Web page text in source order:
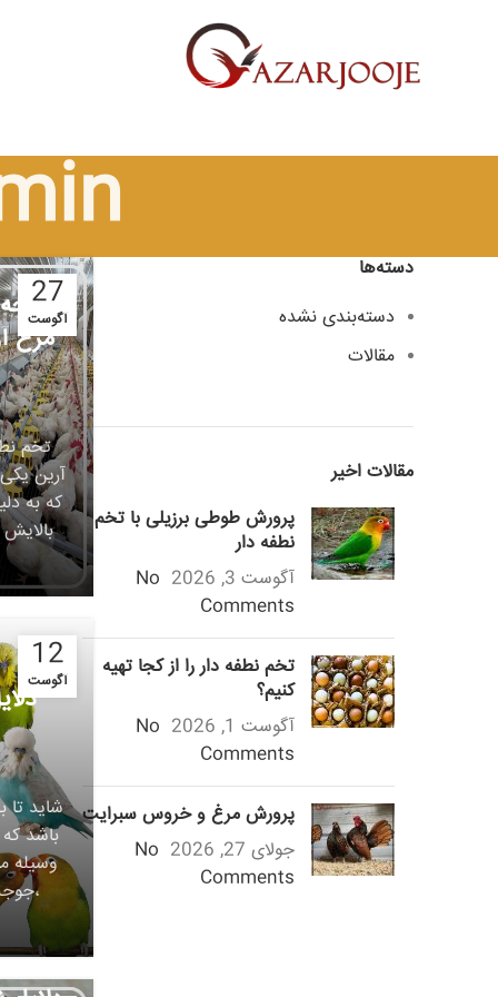
27
آگوست
مرغ
تخم
آرین
که به
12
آگوست
شاید
باشد
وسیله
دسته‌ها
دسته‌بندی نشده
مقالات
مقالات اخیر
پرورش طوطی برزیلی با تخم
نطفه دار
آگوست 3, 2026
No
Comments
تخم نطفه دار را از کجا تهیه
کنیم؟
آگوست 1, 2026
No
Comments
پرورش مرغ و خروس سبرایت
جولای 27, 2026
No
Comments